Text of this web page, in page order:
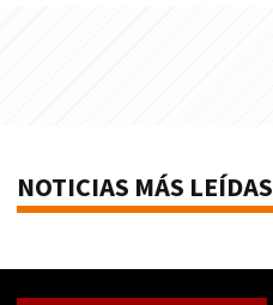
NOTICIAS MÁS LEÍDAS